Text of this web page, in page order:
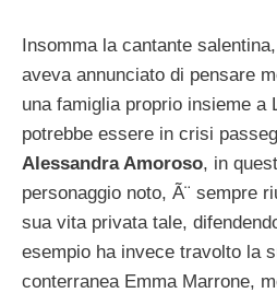
Insomma la cantante
aveva annunciato di pensare
una famiglia proprio insieme a
potrebbe essere in crisi
Alessandra Amoroso, in
personaggio noto, Ã¨ sempre
sua vita privata tale,
esempio ha invece travolto la
conterranea Emma Marrone,